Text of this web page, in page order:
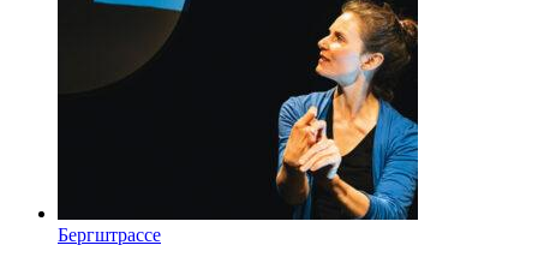
Бергштрассе